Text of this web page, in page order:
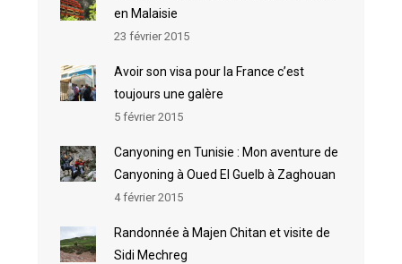
en Malaisie
23 février 2015
Avoir son visa pour la France c’est
toujours une galère
5 février 2015
Canyoning en Tunisie : Mon aventure de
Canyoning à Oued El Guelb à Zaghouan
4 février 2015
Randonnée à Majen Chitan et visite de
Sidi Mechreg